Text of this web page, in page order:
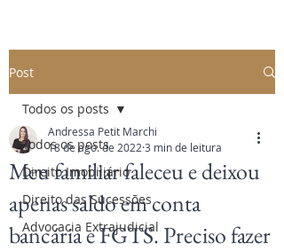
Post
Todos os posts
Direito Imobiliário
Direito das Sucessões
Advocacia Extrajudicial
Todos os posts
Meu familiar faleceu e deixou
apenas saldo em conta
bancária e FGTS. Preciso fazer
Andressa Petit Marchi
18 de ago. de 2022 3 min de leitura